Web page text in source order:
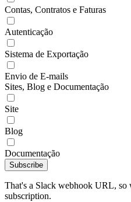
Contas, Contratos e Faturas
Autenticação
Sistema de Exportação
Envio de E-mails
Sites, Blog e Documentação
Site
Blog
Documentação
Subscribe
That's a Slack webhook URL, so
subscription.